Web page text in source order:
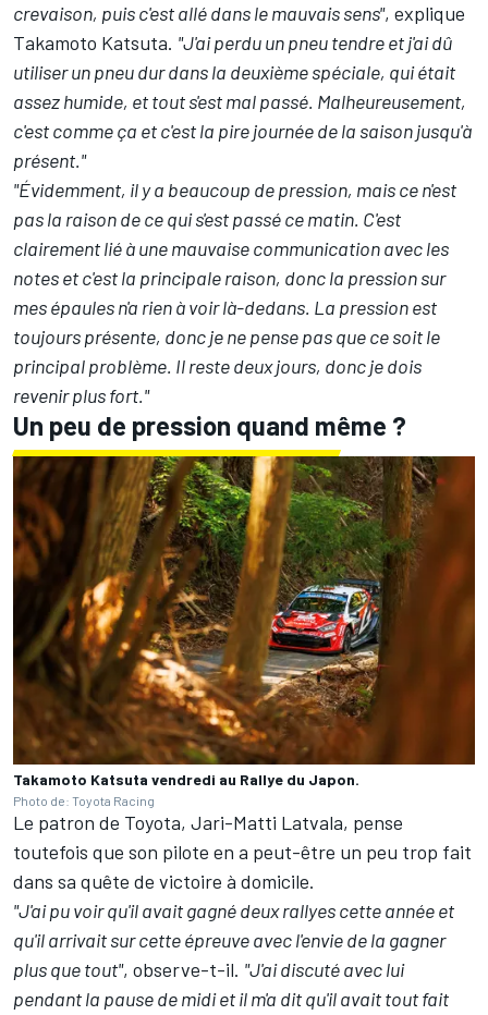
crevaison, puis c'est allé dans le mauvais sens", explique
Takamoto Katsuta. "J'ai perdu un pneu tendre et j'ai dû
utiliser un pneu dur dans la deuxième spéciale, qui était
assez humide, et tout s'est mal passé. Malheureusement,
c'est comme ça et c'est la pire journée de la saison jusqu'à
présent."
"Évidemment, il y a beaucoup de pression, mais ce n'est
pas la raison de ce qui s'est passé ce matin. C'est
clairement lié à une mauvaise communication avec les
notes et c'est la principale raison, donc la pression sur
mes épaules n'a rien à voir là-dedans. La pression est
toujours présente, donc je ne pense pas que ce soit le
principal problème. Il reste deux jours, donc je dois
revenir plus fort."
Un peu de pression quand même ?
Takamoto Katsuta vendredi au Rallye du Japon.
Photo de: Toyota Racing
Le patron de Toyota, Jari-Matti Latvala, pense
toutefois que son pilote en a peut-être un peu trop fait
dans sa quête de victoire à domicile.
"J'ai pu voir qu'il avait gagné deux rallyes cette année et
qu'il arrivait sur cette épreuve avec l'envie de la gagner
plus que tout", observe-t-il. "J'ai discuté avec lui
pendant la pause de midi et il m'a dit qu'il avait tout fait